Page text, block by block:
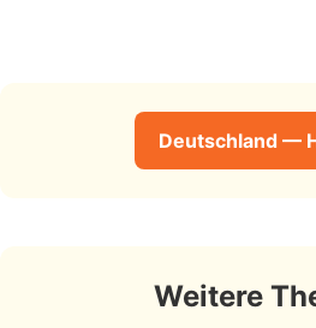
Deutschland —
Weitere